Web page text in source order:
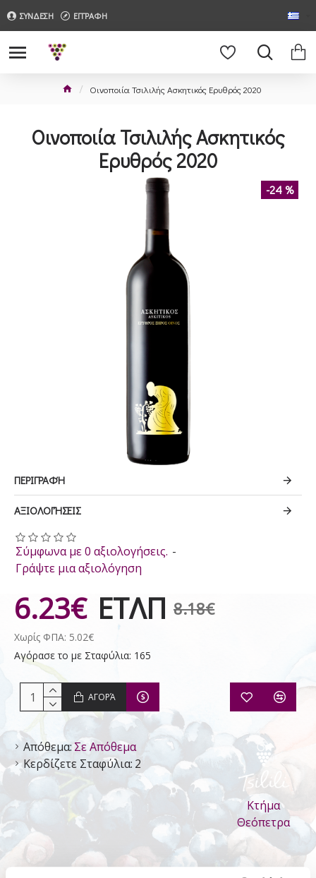
ΣΥΝΔΕΣΗ ΕΓΓΡΑΦΗ
Οινοποιία Τσιλιλής Ασκητικός Ερυθρός 2020
Οινοποιία Τσιλιλής Ασκητικός
Ερυθρός 2020
-24 %
ΠΕΡΙΓΡΑΦΉ
ΑΞΙΟΛΟΓΉΣΕΙΣ
Απόθεμα: Σε Απόθεμα
Κερδίζετε Σταφύλια: 2
Κτήμα
Θεόπετρα
Σύμφωνα με 0 αξιολογήσεις. -
Γράψτε μια αξιολόγηση
ΕΤΛΠ 8.18€
6.23€
Χωρίς ΦΠΑ: 5.02€
Αγόρασε το με Σταφύλια: 165
ΑΓΟΡΆ